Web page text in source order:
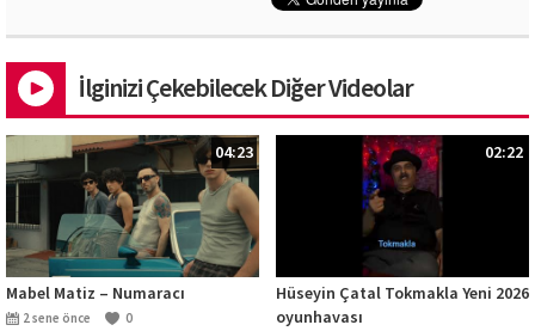
İlginizi Çekebilecek Diğer Videolar
04:23
Mabel Matiz – Numaracı
2 sene önce 0
02:22
Hüseyin Çatal Tokmakla Yeni 2026
oyunhavası